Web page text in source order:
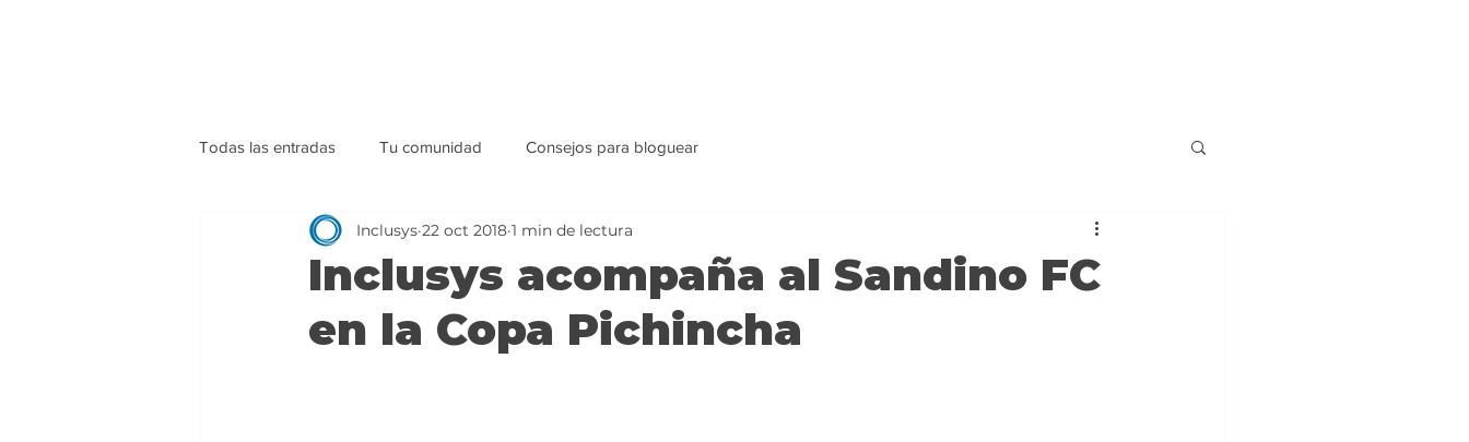
Todas las entradas Tu comunidad Consejos para bloguear
Inclusys acompaña al Sandino FC
en la Copa Pichincha
Inclusys 22 oct 2018 1 min de lectura